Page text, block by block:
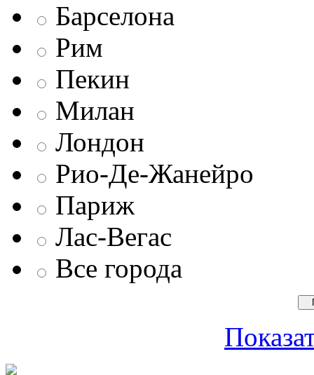
Барселона
Рим
Пекин
Милан
Лондон
Рио-Де-Жанейро
Париж
Лас-Вегас
Все города